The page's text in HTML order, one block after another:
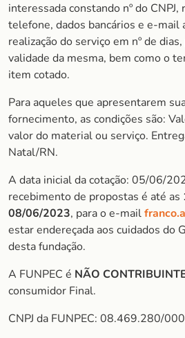
interessada constando nº do CNPJ,
telefone, dados bancários e e-mail
realização do serviço em nº de dias,
validade da mesma, bem como o
item cotado.
Para aqueles que apresentarem
fornecimento, as condições são:
valor do material ou serviço.
Natal/RN.
A data inicial da cotação: 05/06/
recebimento de propostas é até as
08/06/2023, para o e-mail
estar endereçada aos cuidados do
desta fundação.
A FUNPEC é NÃO
consumidor Final.
CNPJ da FUNPEC: 08.469.280/